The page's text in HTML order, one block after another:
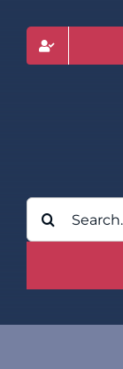
contenuto
Cerca
per: